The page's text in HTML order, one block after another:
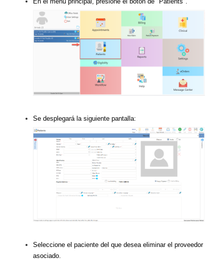
Se desplegará la siguiente pantalla:
Seleccione el paciente del que desea eliminar el proveedor
asociado.